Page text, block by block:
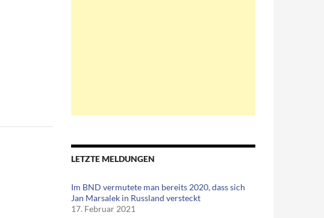
LETZTE MELDUNGEN
Im BND vermutete man bereits 2020, dass sich
Jan Marsalek in Russland versteckt
17. Februar 2021